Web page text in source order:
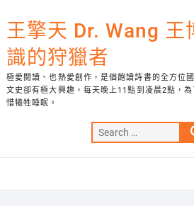
to
content
王擎天 Dr. Wang 王
識的狩獵者
極愛閱讀、也熱愛創作，是個飽讀詩書的全方位
文史卻有極大興趣，每天晚上11點到凌晨2點，
惜犧牲睡眠。
…